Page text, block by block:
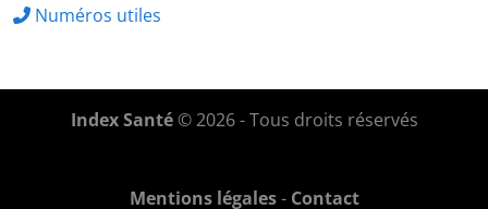
Numéros utiles
Index Santé© 2026 - Tous droits réservés
Mentions légales- Contact